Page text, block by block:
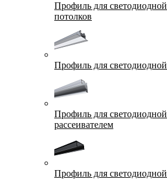
Профиль для
потолков
Профиль для
Профиль для
рассеивателем
Профиль для